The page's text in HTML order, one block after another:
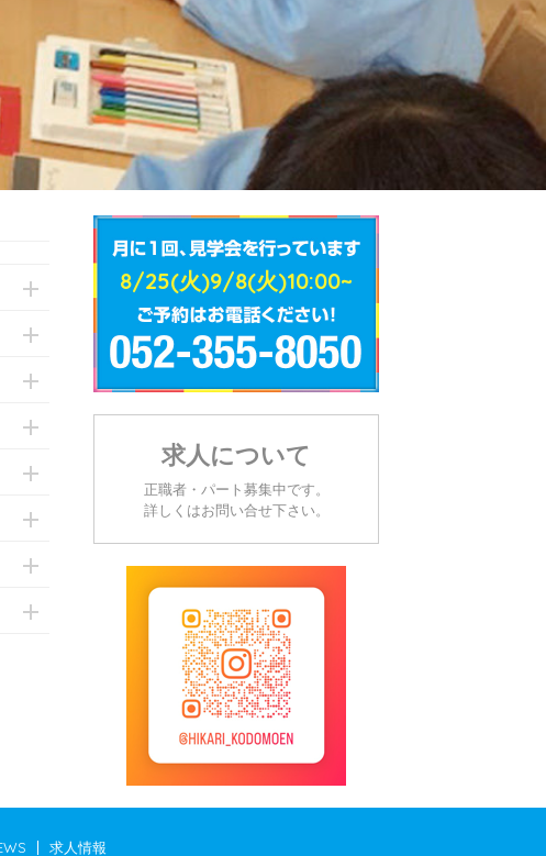
8/25(火)9/8(火)10:00~
求人について
正職者・パート募集中です。
詳しくはお問い合せ下さい。
求人情報